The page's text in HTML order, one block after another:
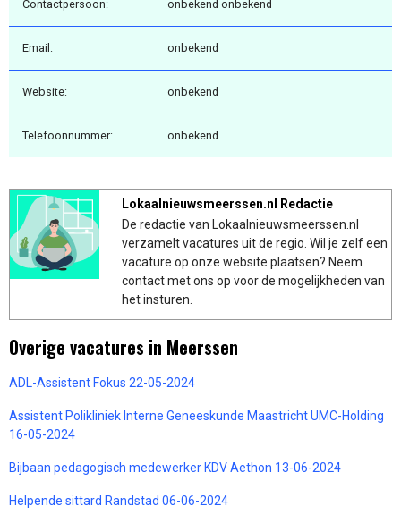
Contactpersoon: onbekend onbekend
Email: onbekend
Website: onbekend
Telefoonnummer: onbekend
Lokaalnieuwsmeerssen.nl Redactie
De redactie van Lokaalnieuwsmeerssen.nl
verzamelt vacatures uit de regio. Wil je zelf een
vacature op onze website plaatsen? Neem
contact met ons op voor de mogelijkheden van
het insturen.
Overige vacatures in Meerssen
ADL-Assistent Fokus 22-05-2024
Assistent Polikliniek Interne Geneeskunde Maastricht UMC-Holding
16-05-2024
Bijbaan pedagogisch medewerker KDV Aethon 13-06-2024
Helpende sittard Randstad 06-06-2024